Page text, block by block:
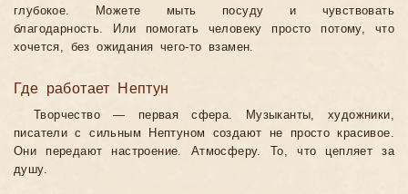
глубокое. Можете мыть посуду и чувствовать
благодарность. Или помогать человеку просто потому, что
хочется, без ожидания чего-то взамен.
Где работает Нептун
Творчество — первая сфера. Музыканты, художники,
писатели с сильным Нептуном создают не просто красивое.
Они передают настроение. Атмосферу. То, что цепляет за
душу.